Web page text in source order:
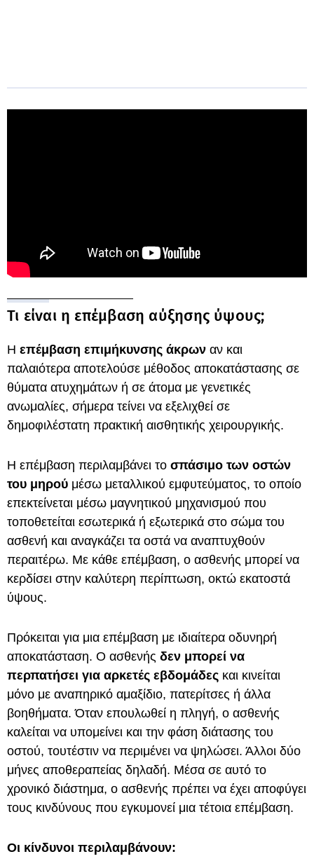
Τι είναι η επέμβαση αύξησης ύψους;
Η επέμβαση επιμήκυνσης άκρων αν και
παλαιότερα αποτελούσε μέθοδος αποκατάστασης σε
θύματα ατυχημάτων ή σε άτομα με γενετικές
ανωμαλίες, σήμερα τείνει να εξελιχθεί σε
δημοφιλέστατη πρακτική αισθητικής χειρουργικής.
Η επέμβαση περιλαμβάνει το σπάσιμο των οστών
του μηρού μέσω μεταλλικού εμφυτεύματος, το οποίο
επεκτείνεται μέσω μαγνητικού μηχανισμού που
τοποθετείται εσωτερικά ή εξωτερικά στο σώμα του
ασθενή και αναγκάζει τα οστά να αναπτυχθούν
περαιτέρω. Με κάθε επέμβαση, ο ασθενής μπορεί να
κερδίσει στην καλύτερη περίπτωση, οκτώ εκατοστά
ύψους.
Πρόκειται για μια επέμβαση με ιδιαίτερα οδυνηρή
αποκατάσταση. Ο ασθενής δεν μπορεί να
περπατήσει για αρκετές εβδομάδες και κινείται
μόνο με αναπηρικό αμαξίδιο, πατερίτσες ή άλλα
βοηθήματα. Όταν επουλωθεί η πληγή, ο ασθενής
καλείται να υπομείνει και την φάση διάτασης του
οστού, τουτέστιν να περιμένει να ψηλώσει. Άλλοι δύο
μήνες αποθεραπείας δηλαδή. Μέσα σε αυτό το
χρονικό διάστημα, ο ασθενής πρέπει να έχει αποφύγει
τους κινδύνους που εγκυμονεί μια τέτοια επέμβαση.
Οι κίνδυνοι περιλαμβάνουν: